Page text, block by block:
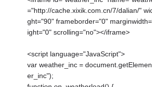
="http://cache.xixik.com.cn/7/dalian/"
ght="90" frameborder="0"
ight="0" scrolling="no"></iframe>
<script language="JavaScript">
var weather_inc =
er_inc");